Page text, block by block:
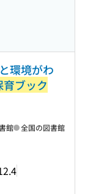
環境がわ
ブック
館 全国の図書館